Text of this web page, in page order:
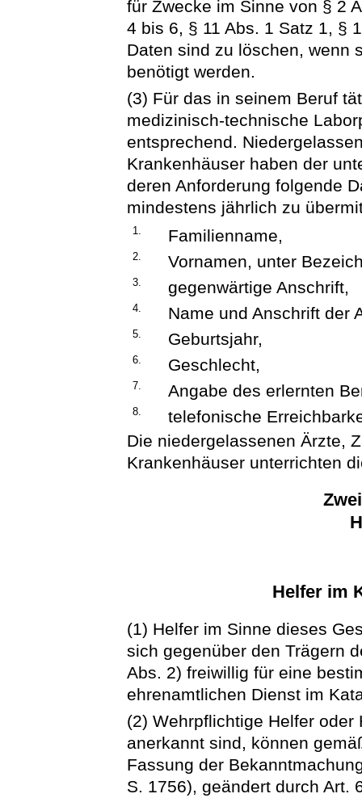
für Zwecke im Sinne von § 2
4 bis 6, § 11 Abs. 1 Satz 1, §
Daten sind zu löschen, wenn
benötigt werden.
(3) Für das in seinem Beruf
medizinisch-technische
entsprechend.
Krankenhäuser haben der
deren Anforderung folgende
mindestens jährlich zu
1. Familienname,
2. Vornamen, unter
3. gegenwärtige Anschrift,
4. Name und Anschrift der
5. Geburtsjahr,
6. Geschlecht,
7. Angabe des erlernten
8.
telefonische
Die niedergelassenen Ärzte,
Krankenhäuser unterrichten
Helfer im
(1) Helfer im Sinne dieses
sich gegenüber den Trägern
Abs. 2) freiwillig für eine
ehrenamtlichen Dienst im
(2) Wehrpflichtige Helfer
anerkannt sind, können
Fassung der
S. 1756), geändert durch Art.